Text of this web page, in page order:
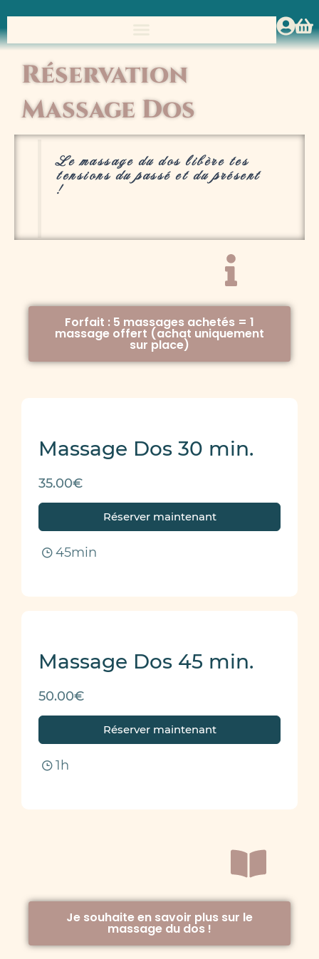
Réservation
Massage Dos
Le massage du dos libère tes
tensions du passé et du présent
!
Forfait : 5 massages achetés = 1
massage offert (achat uniquement
sur place)
Massage Dos 30 min.
35.00€
Réserver maintenant
45min
Massage Dos 45 min.
50.00€
Réserver maintenant
1h
Je souhaite en savoir plus sur le
massage du dos !